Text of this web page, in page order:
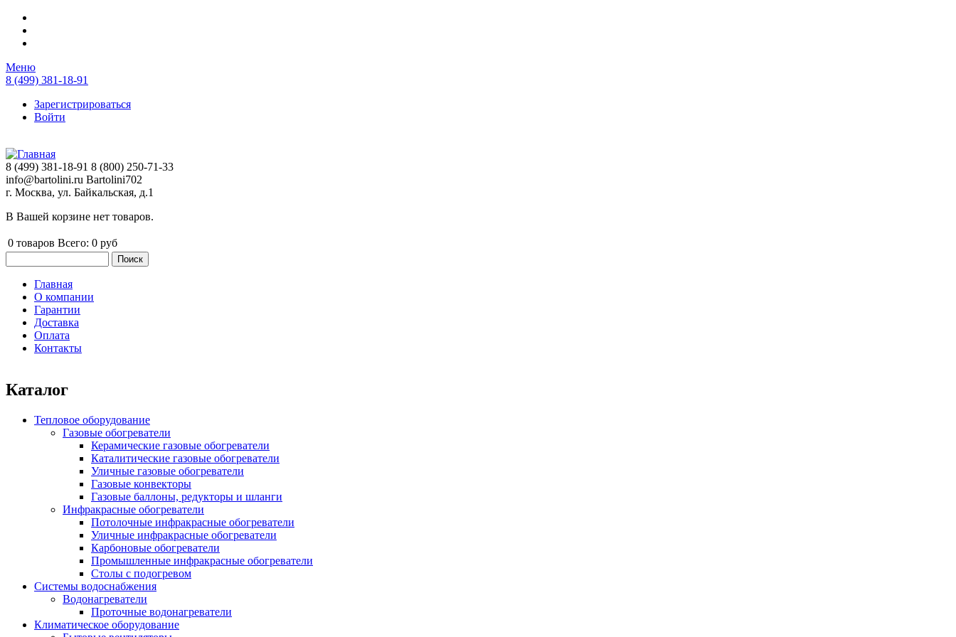
Перейти к основному содержанию
Меню
8 (499) 381-18-91
Зарегистрироваться
Войти
8 (499) 381-18-91 8 (800) 250-71-33
info@bartolini.ru Bartolini702
г. Москва, ул. Байкальская, д.1
В Вашей корзине нет товаров.
0 товаров Всего: 0 руб
Главное меню
Главная
О компании
Гарантии
Доставка
Оплата
Контакты
Каталог
Тепловое оборудование
Газовые обогреватели
Керамические газовые обогреватели
Каталитические газовые обогреватели
Уличные газовые обогреватели
Газовые конвекторы
Газовые баллоны, редукторы и шланги
Инфракрасные обогреватели
Потолочные инфракрасные обогреватели
Уличные инфракрасные обогреватели
Карбоновые обогреватели
Промышленные инфракрасные обогреватели
Столы с подогревом
Системы водоснабжения
Водонагреватели
Проточные водонагреватели
Климатическое оборудование